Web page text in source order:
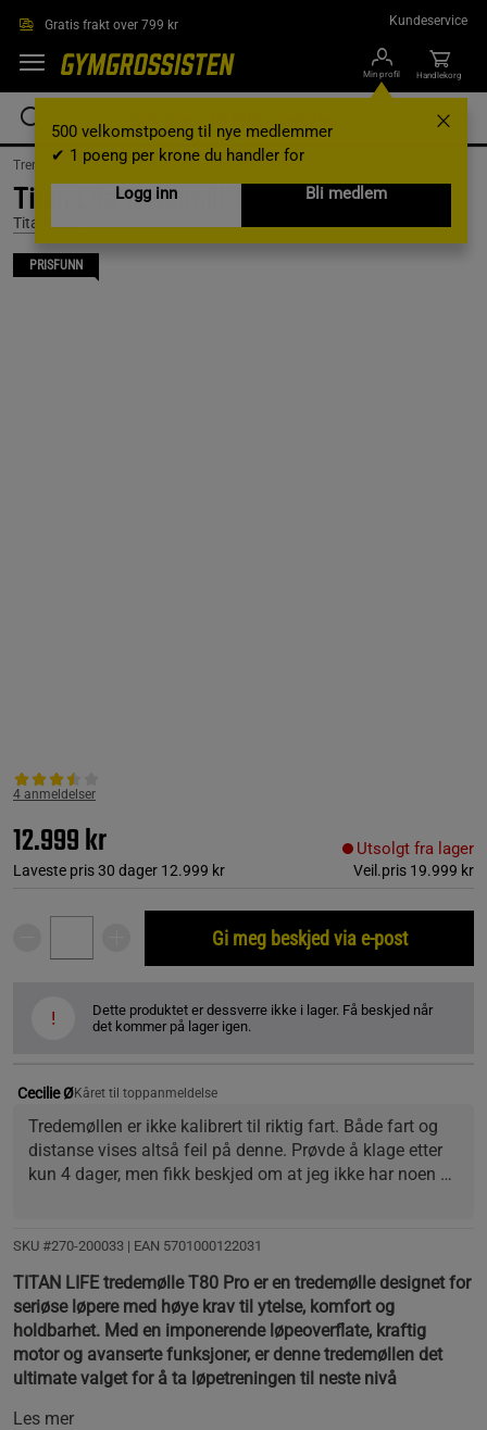
Gratis frakt over 799 kr Kundeservice
Min profil
500 velkomstpoeng til nye medlemmer
✔ 1 poeng per krone du handler for
Logg inn
Bli medlem
Handlekorg
Treningsutstyr & tilbehør /Treningsmaskiner og apparater /
Titan Life Treadmill T80 PRO
Titan LIFE
PRISFUNN
4 anmeldelser
12.999 kr
Laveste pris 30 dager 12.999 kr Veil.pris 19.999 kr
Utsolgt fra lager
Gi meg beskjed via e-post
!
Dette produktet er dessverre ikke i lager. Få beskjed når
det kommer på lager igen.
Cecilie ØKåret til toppanmeldelse
Tredemøllen er ikke kalibrert til riktig fart. Både fart og
distanse vises altså feil på denne. Prøvde å klage etter
kun 4 dager, men fikk beskjed om at jeg ikke har noen
SKU #270-200033 | EAN 5701000122031
TITAN LIFE tredemølle T80 Pro er en tredemølle designet for
seriøse løpere med høye krav til ytelse, komfort og
holdbarhet. Med en imponerende løpeoverflate, kraftig
motor og avanserte funksjoner, er denne tredemøllen det
ultimate valget for å ta løpetreningen til neste nivå
Les mer